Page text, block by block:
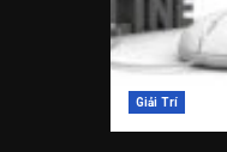
Giải Trí